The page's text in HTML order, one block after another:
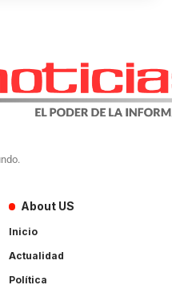
About US
Inicio
Actualidad
Política